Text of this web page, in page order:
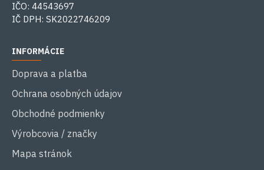
IČO: 44543697
IČ DPH: SK2022746209
INFORMÁCIE
Doprava a platba
Ochrana osobných údajov
Obchodné podmienky
Výrobcovia / značky
Mapa stránok